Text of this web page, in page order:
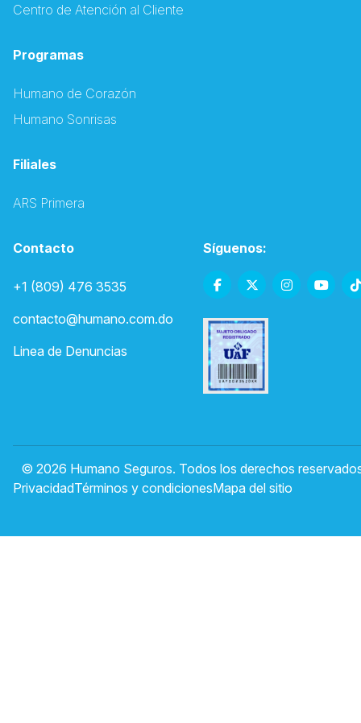
Centro de Atención al Cliente
Programas
Humano de Corazón
Humano Sonrisas
Filiales
ARS Primera
Contacto
+1 (809) 476 3535
contacto@humano.com.do
Linea de Denuncias
Síguenos:
© 2026 Humano Seguros. Todos los derechos
PrivacidadTérminos y condicionesMapa del sitio